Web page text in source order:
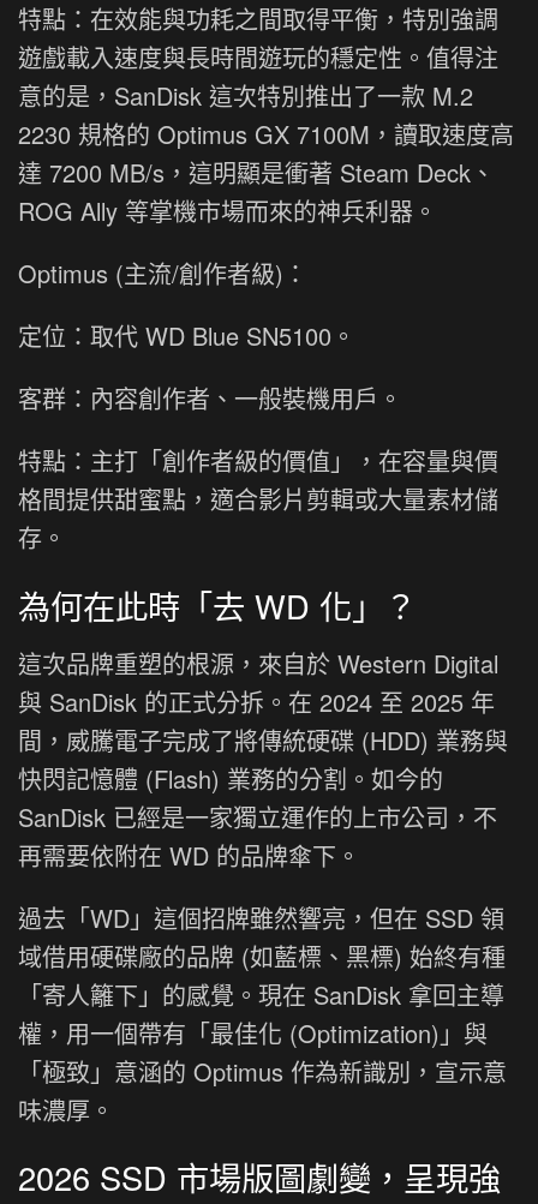
特點：在效能與功耗之間取得平衡，特別強調
遊戲載入速度與長時間遊玩的穩定性。值得注
意的是，SanDisk 這次特別推出了一款 M.2
2230 規格的 Optimus GX 7100M，讀取速度高
達 7200 MB/s，這明顯是衝著 Steam Deck、
ROG Ally 等掌機市場而來的神兵利器。
Optimus (主流/創作者級)：
定位：取代 WD Blue SN5100。
客群：內容創作者、一般裝機用戶。
特點：主打「創作者級的價值」，在容量與價
格間提供甜蜜點，適合影片剪輯或大量素材儲
存。
為何在此時「去 WD 化」？
這次品牌重塑的根源，來自於 Western Digital
與 SanDisk 的正式分拆。在 2024 至 2025 年
間，威騰電子完成了將傳統硬碟 (HDD) 業務與
快閃記憶體 (Flash) 業務的分割。如今的
SanDisk 已經是一家獨立運作的上市公司，不
再需要依附在 WD 的品牌傘下。
過去「WD」這個招牌雖然響亮，但在 SSD 領
域借用硬碟廠的品牌 (如藍標、黑標) 始終有種
「寄人籬下」的感覺。現在 SanDisk 拿回主導
權，用一個帶有「最佳化 (Optimization)」與
「極致」意涵的 Optimus 作為新識別，宣示意
味濃厚。
2026 SSD 市場版圖劇變，呈現強